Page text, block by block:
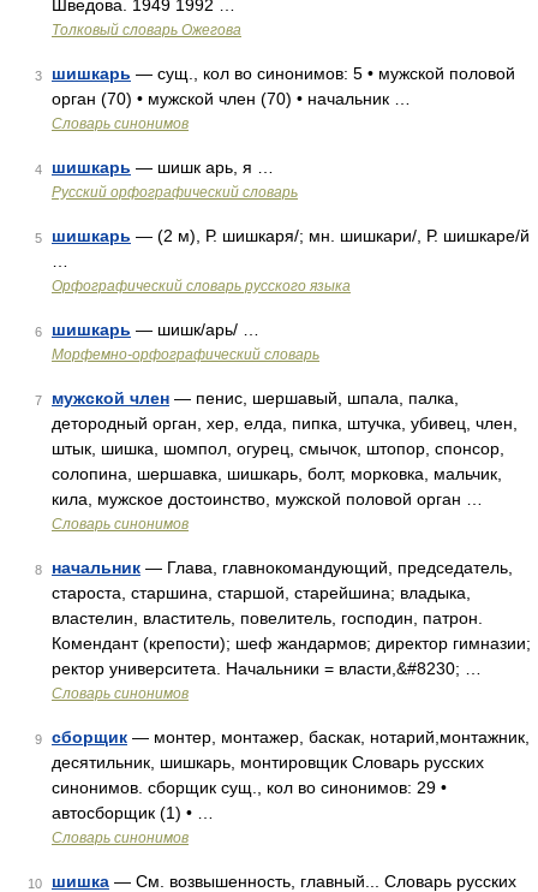
Шведова. 1949 1992 …
Толковый словарь Ожегова
3 шишкарь — сущ., кол во синонимов: 5 • мужской половой
орган (70) • мужской член (70) • начальник …
Словарь синонимов
4 шишкарь — шишк арь, я …
Русский орфографический словарь
5 шишкарь — (2 м), Р. шишкаря/; мн. шишкари/, Р. шишкаре/й
Орфографический словарь русского языка
6 шишкарь — шишк/арь/ …
Морфемно-орфографический словарь
7 мужской член — пенис, шершавый, шпала, палка,
детородный орган, хер, елда, пипка, штучка, убивец, член,
штык, шишка, шомпол, огурец, смычок, штопор, спонсор,
солопина, шершавка, шишкарь, болт, морковка, мальчик,
кила, мужское достоинство, мужской половой орган …
Словарь синонимов
8 начальник — Глава, главнокомандующий, председатель,
староста, старшина, старшой, старейшина; владыка,
властелин, властитель, повелитель, господин, патрон.
Комендант (крепости); шеф жандармов; директор гимназии;
ректор университета. Начальники = власти,&#8230; …
Словарь синонимов
9 сборщик — монтер, монтажер, баскак, нотарий,монтажник,
десятильник, шишкарь, монтировщик Словарь русских
синонимов. сборщик сущ., кол во синонимов: 29 •
автосборщик (1) • …
Словарь синонимов
10 шишка — См. возвышенность, главный... Словарь русских